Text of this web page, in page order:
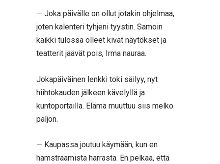
— Joka päivälle on ollut jotakin ohjelmaa,
joten kalenteri tyhjeni tyystin. Samoin
kaikki tulossa olleet kivat näytökset ja
teatterit jäävät pois, Irma nauraa.
Jokapäiväinen lenkki toki säilyy, nyt
hiihtokauden jälkeen kävelyllä ja
kuntoportailla. Elämä muuttuu siis melko
paljon.
— Kaupassa joutuu käymään, kun en
hamstraamista harrasta. En pelkää, että